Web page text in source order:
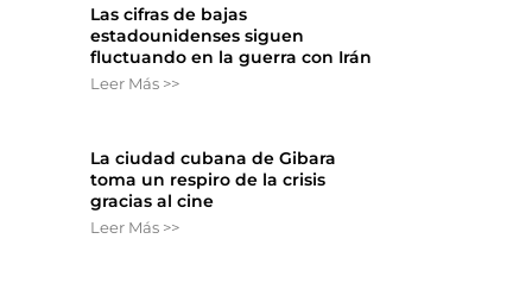
Las cifras de bajas
estadounidenses siguen
fluctuando en la guerra con Irán
Leer Más >>
La ciudad cubana de Gibara
toma un respiro de la crisis
gracias al cine
Leer Más >>